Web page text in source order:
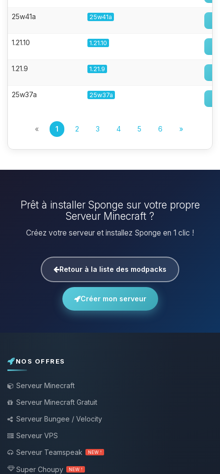
25w41a 25w41a
1.21.10 1.21.10
1.21.9 1.21.9
25w37a 25w37a
« 1 2 3 4 5 6 »
Prêt à installer Sponge sur votre propre
Serveur Minecraft ?
Créez votre serveur et installez Sponge en 1 clic !
Retour à la liste des modpacks
Créer mon serveur
NOS OFFRES
Serveur Minecraft
Serveur Minecraft Gratuit
Serveur Bungee / Velocity
Serveur VPS
Serveur Teamspeak
NEW !
Super Choupy NEW !